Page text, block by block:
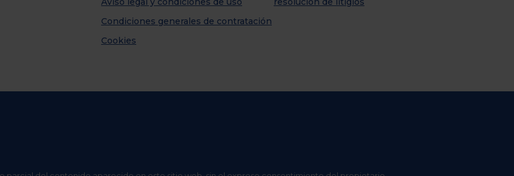
Condiciones generales de contratación
Cookies